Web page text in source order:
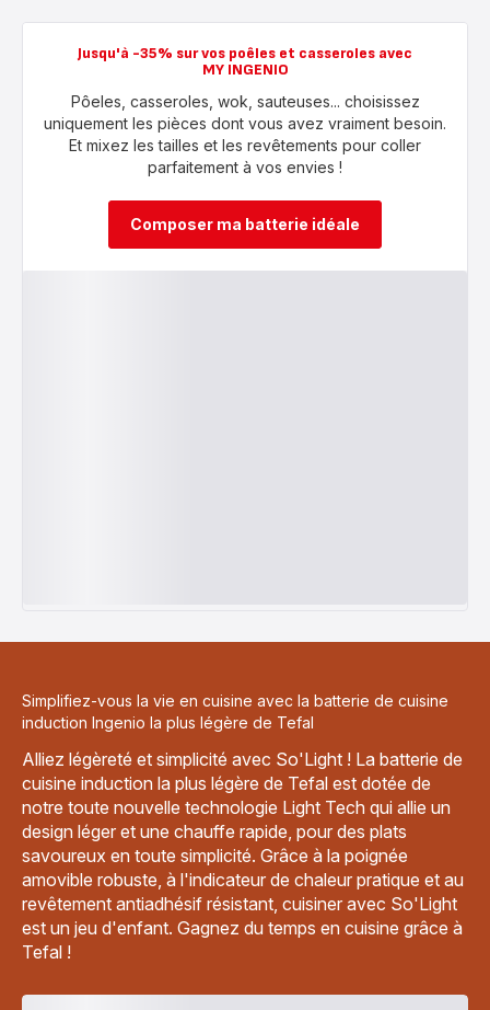
Jusqu'à -35% sur vos poêles et casseroles avec
MY INGENIO
Pôeles, casseroles, wok, sauteuses... choisissez
uniquement les pièces dont vous avez vraiment besoin.
Et mixez les tailles et les revêtements pour coller
parfaitement à vos envies !
Composer ma batterie idéale
Simplifiez-vous la vie en cuisine avec la batterie de cuisine
induction Ingenio la plus légère de Tefal
Alliez légèreté et simplicité avec So'Light ! La batterie de
cuisine induction la plus légère de Tefal est dotée de
notre toute nouvelle technologie Light Tech qui allie un
design léger et une chauffe rapide, pour des plats
savoureux en toute simplicité. Grâce à la poignée
amovible robuste, à l'indicateur de chaleur pratique et au
revêtement antiadhésif résistant, cuisiner avec So'Light
est un jeu d'enfant. Gagnez du temps en cuisine grâce à
Tefal !